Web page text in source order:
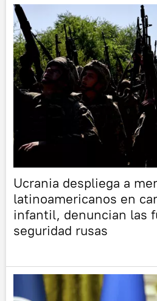
Ucrania despliega a
latinoamericanos en
infantil, denuncian las
seguridad rusas